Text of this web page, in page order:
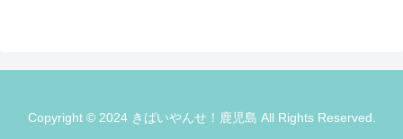
Copyright © 2024 きばいやんせ！鹿児島 All Rights Reserved.